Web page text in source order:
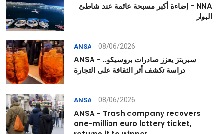
NNA - إضاءة أكبر مسبحة عائمة عند شاطئ
البوار
ANSA 08/06/2026
ANSA - سبريتز يعزز صادرات بروسيكو..
دراسة تكشف أثر الثقافة على التجارة
ANSA 08/06/2026
ANSA - Trash company recovers
one-million euro lottery ticket,